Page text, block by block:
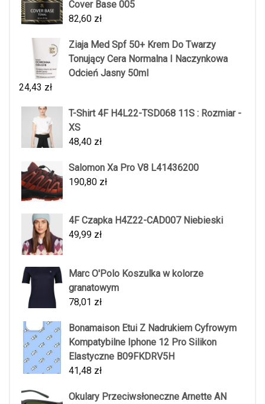
Cover Base 005
82,60 zł
Ziaja Med Spf 50+ Krem Do Twarzy
Tonujący Cera Normalna I Naczynkowa
Odcień Jasny 50ml
24,43 zł
T-Shirt 4F H4L22-TSD068 11S : Rozmiar -
XS
48,40 zł
Salomon Xa Pro V8 L41436200
190,80 zł
4F Czapka H4Z22-CAD007 Niebieski
49,99 zł
Marc O'Polo Koszulka w kolorze
granatowym
78,01 zł
Bonamaison Etui Z Nadrukiem Cyfrowym
Kompatybilne Iphone 12 Pro Silikon
Elastyczne B09FKDRV5H
41,48 zł
Okulary Przeciwsłoneczne Arnette AN